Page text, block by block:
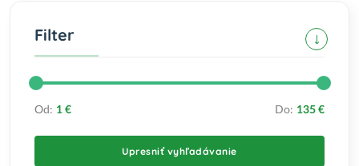
Filter
Od: 1 € Do: 135 €
Upresniť vyhľadávanie